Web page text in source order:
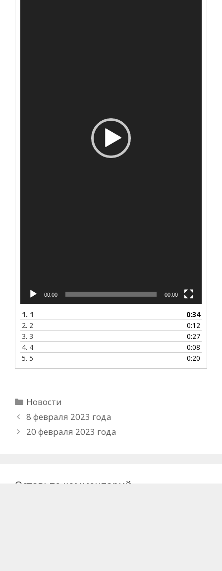
00:00 00:00
1. 1
0:34
2. 2
0:12
3. 3
0:27
4. 4
0:08
5. 5 0:20
Рубрики
Новости
8 февраля 2023 года
20 февраля 2023 года
Оставьте комментарий